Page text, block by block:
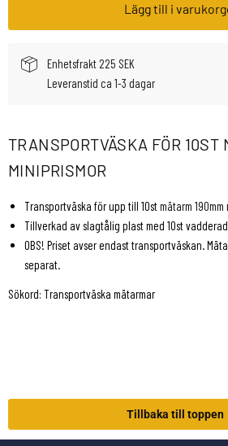
Lägg till i
Enhetsfrakt 225 SEK
Leveranstid ca 1-3 dagar
TRANSPORTVÄSKA FÖR 10ST
MINIPRISMOR
Transportväska för upp till 10stmätarm 190mm
Tillverkad av slagtålig plast med 10st
OBS! Priset avser endast transportväskan.
separat.
Sökord: Transportväska mätarmar
Tillbaka till toppen